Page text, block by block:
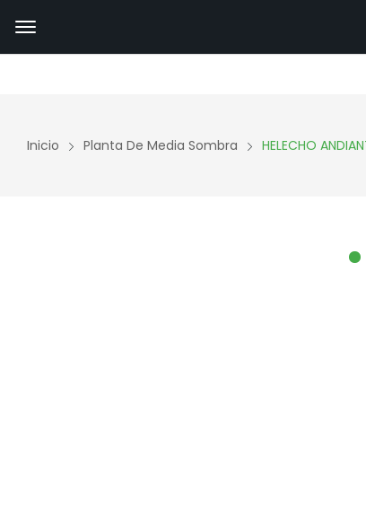
Inicio Planta De Media Sombra HELECHO